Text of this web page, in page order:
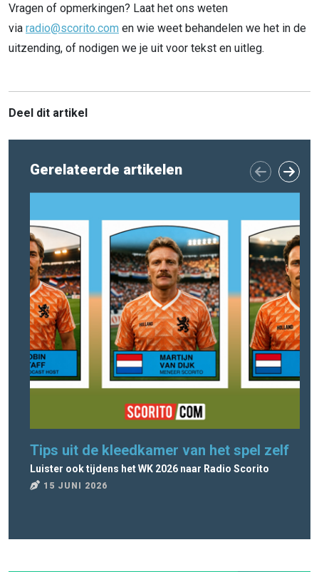
Vragen of opmerkingen? Laat het ons weten
via radio@scorito.com en wie weet behandelen we het in de
uitzending, of nodigen we je uit voor tekst en uitleg.
Deel dit artikel
Gerelateerde artikelen
Tips uit de kleedkamer van het spel zelf
Luister ook tijdens het WK 2026 naar Radio Scorito
15 JUNI 2026